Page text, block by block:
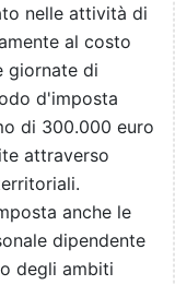
nelle attività di
al costo
giornate di
d'imposta
di 300.000 euro
attraverso
anche le
dipendente
degli ambiti